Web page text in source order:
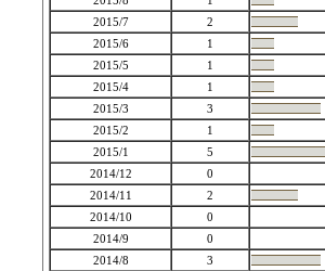
2015/7
2
2015/6
1
2015/5
1
2015/4
1
2015/3
3
2015/2
1
2015/1
5
2014/12
0
2014/11
2
2014/10
0
2014/9
0
2014/8
3